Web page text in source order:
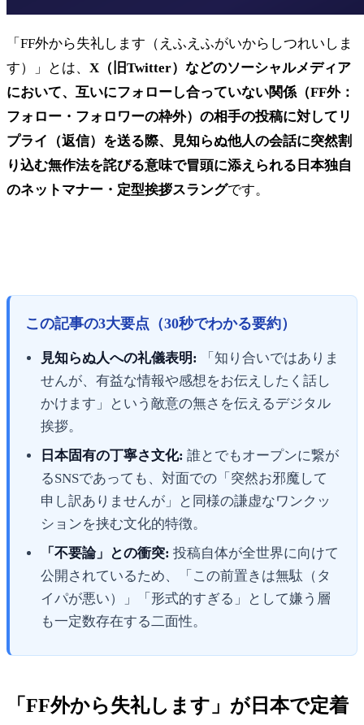
「FF外から失礼します（えふえふがいからしつれいしま
す）」とは、 X（旧Twitter）などのソーシャルメディア
において、互いにフォローし合っていない関係（FF外：
フォロー・フォロワーの枠外）の相手の投稿に対してリ
プライ（返信）を送る際、見知らぬ他人の会話に突然割
り込む無作法を詫びる意味で冒頭に添えられる日本独自
のネットマナー・定型挨拶スラングです。
この記事の3大要点（30秒でわかる要約）
見知らぬ人への礼儀表明:
「知り合いではありま
せんが、有益な情報や感想をお伝えしたく話し
かけます」という敵意の無さを伝えるデジタル
挨拶。
日本固有の丁寧さ文化: 誰とでもオープンに繋が
るSNSであっても、対面での「突然お邪魔して
申し訳ありませんが」と同様の謙虚なワンクッ
ションを挟む文化的特徴。
「不要論」との衝突: 投稿自体が全世界に向けて
公開されているため、「この前置きは無駄（タ
イパが悪い）」「形式的すぎる」として嫌う層
も一定数存在する二面性。
「FF外から失礼します」が日本で定着